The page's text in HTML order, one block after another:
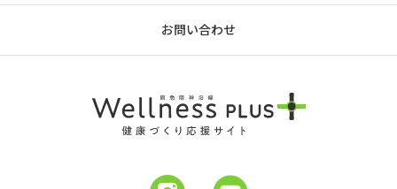
お問い合わせ